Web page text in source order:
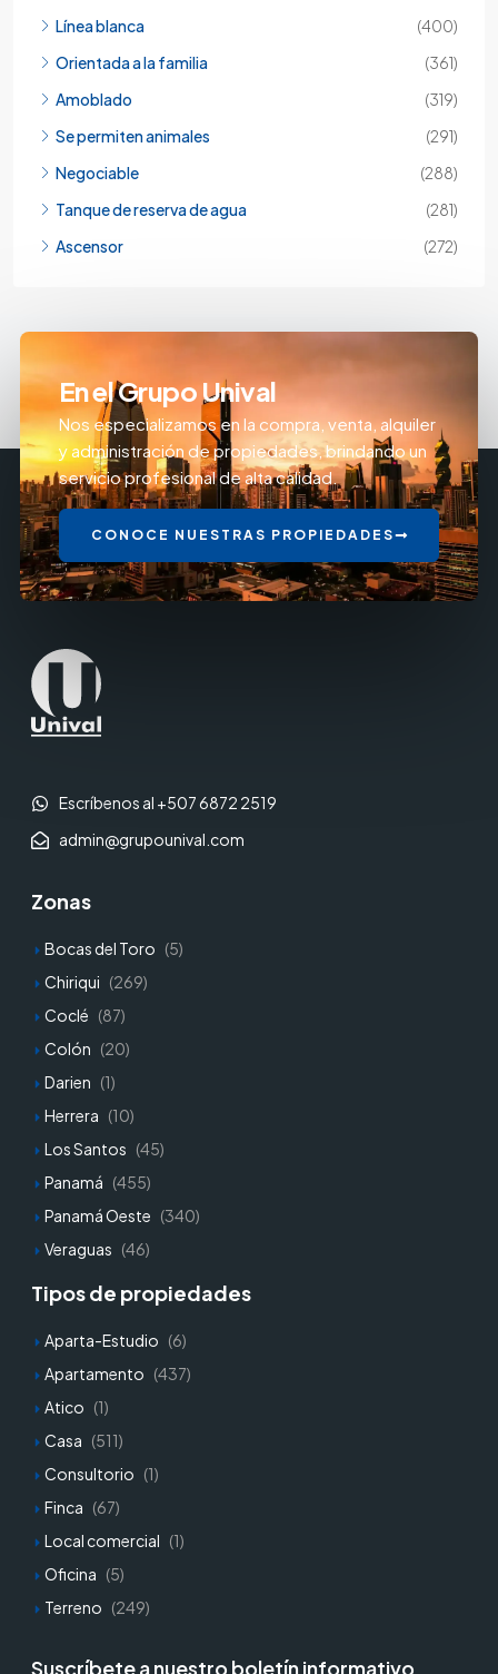
Línea blanca
(400)
Orientada a la familia
(361)
Amoblado
(319)
Se permiten animales
(291)
Negociable
(288)
Tanque de reserva de agua
(281)
Ascensor
(272)
En el Grupo Unival
Nos especializamos en la compra, venta, alquiler
y administración de propiedades, brindando un
servicio profesional de alta calidad.
CONOCE NUESTRAS PROPIEDADES
Escríbenos al +507 6872 2519
admin@grupounival.com
Zonas
Bocas del Toro (5)
Chiriqui (269)
Coclé (87)
Colón (20)
Darien (1)
Herrera (10)
Los Santos (45)
Panamá (455)
Panamá Oeste (340)
Veraguas (46)
Tipos de propiedades
Aparta-Estudio (6)
Apartamento (437)
Atico (1)
Casa (511)
Consultorio (1)
Finca (67)
Local comercial (1)
Oficina (5)
Terreno (249)
Suscríbete a nuestro boletín informativo